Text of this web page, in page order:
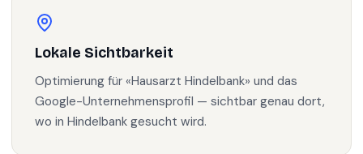
Lokale Sichtbarkeit
Optimierung für «Hausarzt Hindelbank» und das
Google-Unternehmensprofil — sichtbar genau dort,
wo in Hindelbank gesucht wird.